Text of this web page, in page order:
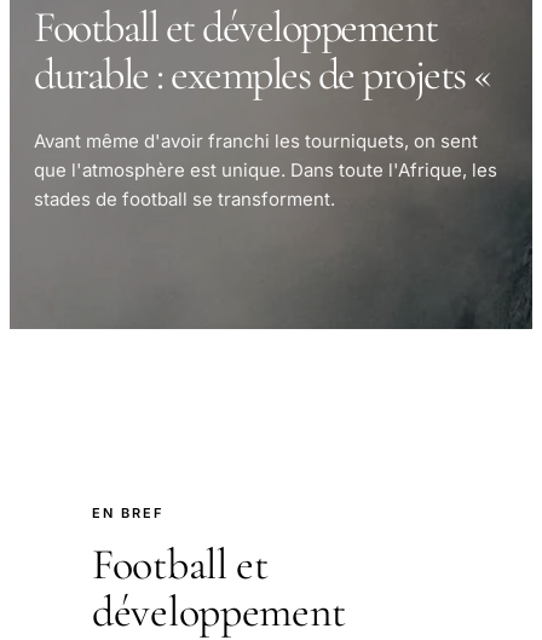
Football et développement
durable : exemples de projets «
Avant même d'avoir franchi les tourniquets, on sent
que l'atmosphère est unique. Dans toute l'Afrique, les
stades de football se transforment.
EN BREF
Football et
développement